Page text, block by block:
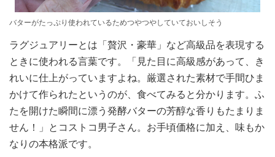
バターがたっぷり使われているためつやつやしていておいしそう
ラグジュアリーとは「贅沢・豪華」など高級品を表現する
ときに使われる言葉です。「見た目に高級感があって、き
れいに仕上がっていますよね。厳選された素材で手間ひま
かけて作られたというのが、食べてみると分かります。ふ
たを開けた瞬間に漂う発酵バターの芳醇な香りもたまりま
せん！」とコストコ男子さん。お手頃価格に加え、味もか
なりの本格派です。